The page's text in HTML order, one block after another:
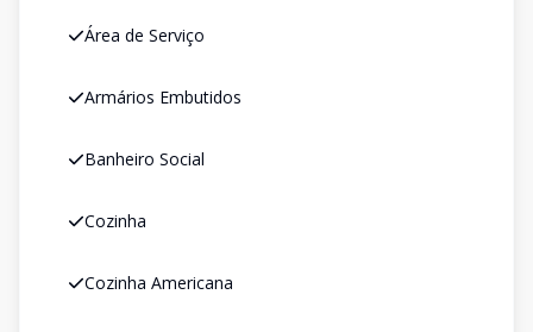
Área de Serviço
Armários Embutidos
Banheiro Social
Cozinha
Cozinha Americana